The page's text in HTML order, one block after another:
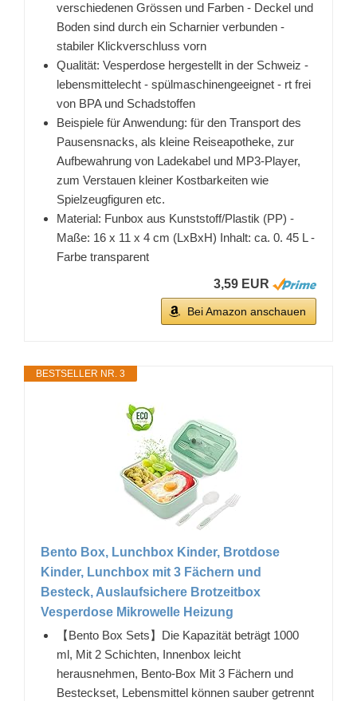
verschiedenen Grössen und Farben - Deckel und
Boden sind durch ein Scharnier verbunden -
stabiler Klickverschluss vorn
Qualität: Vesperdose hergestellt in der Schweiz -
lebensmittelecht - spülmaschinengeeignet - rt frei
von BPA und Schadstoffen
Beispiele für Anwendung: für den Transport des
Pausensnacks, als kleine Reiseapotheke, zur
Aufbewahrung von Ladekabel und MP3-Player,
zum Verstauen kleiner Kostbarkeiten wie
Spielzeugfiguren etc.
Material: Funbox aus Kunststoff/Plastik (PP) -
Maße: 16 x 11 x 4 cm (LxBxH) Inhalt: ca. 0. 45 L -
Farbe transparent
3,59 EUR
Bei Amazon anschauen
BESTSELLER NR. 3
Bento Box, Lunchbox Kinder, Brotdose
Kinder, Lunchbox mit 3 Fächern und
Besteck, Auslaufsichere Brotzeitbox
Vesperdose Mikrowelle Heizung
【Bento Box Sets】Die Kapazität beträgt 1000
ml, Mit 2 Schichten, Innenbox leicht
herausnehmen, Bento-Box Mit 3 Fächern und
Besteckset, Lebensmittel können sauber getrennt